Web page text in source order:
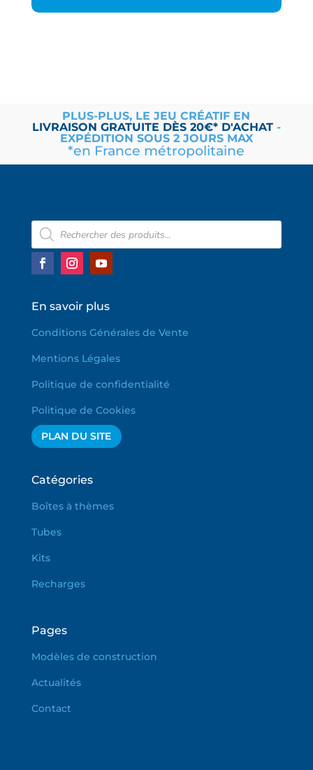
PLUS-PLUS, LE JEU CRÉATIF EN
LIVRAISON GRATUITE DÈS 20€* D'ACHAT -
EXPÉDITION SOUS 2 JOURS MAX
*en France métropolitaine
Recherche
de
produits
En savoir plus
Conditions Générales de Vente
Mentions Légales
Politique de confidentialité
Politique de Cookies
PLAN DU SITE
Catégories
Boîtes à thèmes
Tubes
Kits
Recharges
Pages
Modèles de construction
Actualités
Contact